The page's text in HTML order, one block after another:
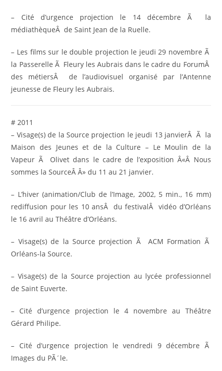
– Cité d’urgence projection le 14 décembre Ã la
médiathèqueÂ de Saint Jean de la Ruelle.
– Les films sur le double projection le jeudi 29 novembre Ã
la Passerelle Ã Fleury les Aubrais dans le cadre du ForumÂ
des métiersÂ de l’audiovisuel organisé par l’Antenne
jeunesse de Fleury les Aubrais.
# 2011
– Visage(s) de la Source projection le jeudi 13 janvierÂ Ã la
Maison des Jeunes et de la Culture – Le Moulin de la
Vapeur Ã Olivet dans le cadre de l’exposition Â«Â Nous
sommes la SourceÂ Â» du 11 au 21 janvier.
– L’hiver (animation/Club de l’Image, 2002, 5 min., 16 mm)
rediffusion pour les 10 ansÂ du festivalÂ vidéo d’Orléans
le 16 avril au Théâtre d’Orléans.
– Visage(s) de la Source projection Ã ACM Formation Ã
Orléans-la Source.
– Visage(s) de la Source projection au lycée professionnel
de Saint Euverte.
– Cité d’urgence projection le 4 novembre au Théâtre
Gérard Philipe.
– Cité d’urgence projection le vendredi 9 décembre Ã
Images du PÃ´le.